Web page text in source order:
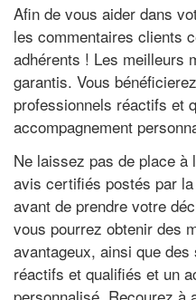
Afin de vous aider dans
les commentaires clients
adhérents ! Les meilleurs
garantis. Vous
professionnels réactifs et
accompagnement
Ne laissez pas de place
avis certifiés postés par
avant de prendre votre
vous pourrez obtenir des
avantageux, ainsi que
réactifs et qualifiés et un